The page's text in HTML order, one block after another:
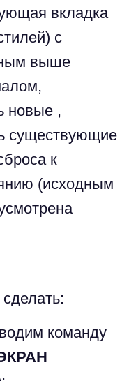
вкладка
с
выше
новые ,
существующие
к
(исходным
команду